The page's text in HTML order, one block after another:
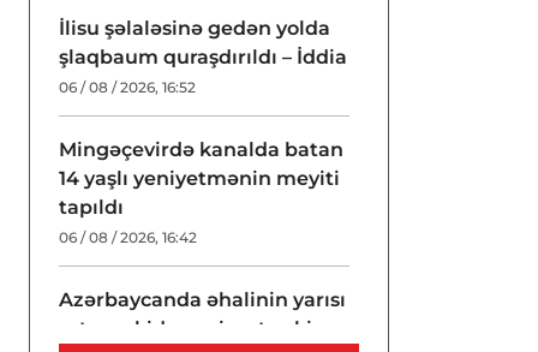
İlisu şəlaləsinə gedən yolda
şlaqbaum quraşdırıldı – İddia
06 / 08 / 2026, 16:52
Mingəçevirdə kanalda batan
14 yaşlı yeniyetmənin meyiti
tapıldı
06 / 08 / 2026, 16:42
Azərbaycanda əhalinin yarısı
artıq çəkidən əziyyət çəkir